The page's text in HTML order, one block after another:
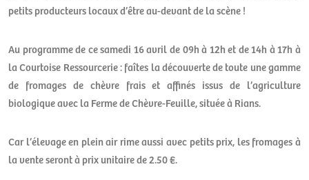
petits producteurs locaux d’être au-devant de la scène !
Au programme de ce samedi 16 avril de 09h à 12h et de 14h à 17h à
la Courtoise Ressourcerie : faîtes la découverte de toute une gamme
de fromages de chèvre frais et affinés issus de l’agriculture
biologique avec la Ferme de Chèvre-Feuille, située à Rians.
Car l’élevage en plein air rime aussi avec petits prix, les fromages à
la vente seront à prix unitaire de 2.50 €.